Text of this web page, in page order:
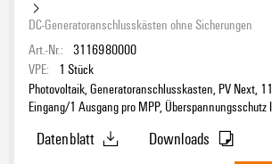
DC-Generatoranschlusskästen ohne Sicherungen
Art.-Nr.: 3116980000
VPE:
1 Stück
Photovoltaik, Generatoranschlusskasten, PV Next,
Eingang/1 Ausgang pro MPP, Überspannungsschutz
Datenblatt
Downloads